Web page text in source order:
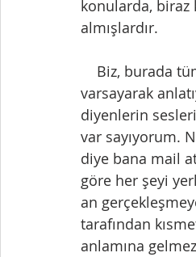
konularda,
almışlardır.
varsayarak
diyenlerin
var sayıyorum.
diye bana mail
göre her şeyi
an
tarafından
anlamına